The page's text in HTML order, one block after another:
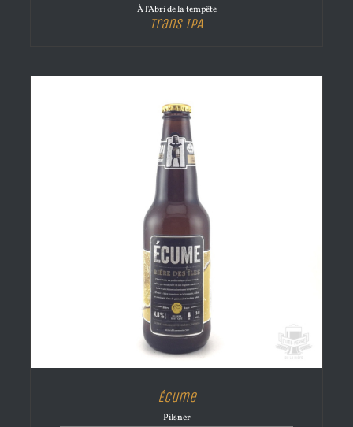
À l'Abri de la tempête
Trans IPA
Écume
Pilsner